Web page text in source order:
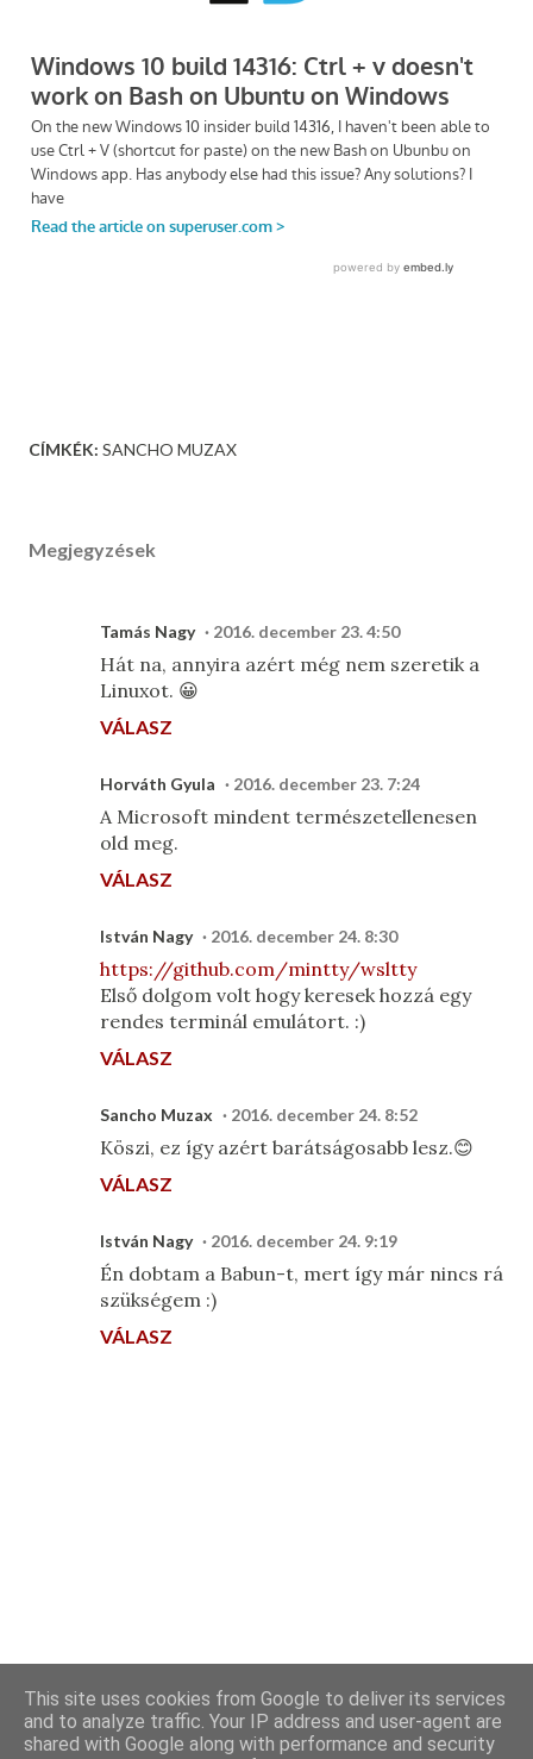
CÍMKÉK: SANCHO MUZAX
Megjegyzések
Tamás Nagy 2016. december 23. 4:50
Hát na, annyira azért még nem szeretik a
Linuxot. 😀
VÁLASZ
Horváth Gyula 2016. december 23. 7:24
A Microsoft mindent természetellenesen
old meg.
VÁLASZ
István Nagy 2016. december 24. 8:30
https://github.com/mintty/wsltty
Első dolgom volt hogy keresek hozzá egy
rendes terminál emulátort. :)
VÁLASZ
Sancho Muzax 2016. december 24. 8:52
Köszi, ez így azért barátságosabb lesz.😊
VÁLASZ
István Nagy 2016. december 24. 9:19
Én dobtam a Babun-t, mert így már nincs rá
szükségem :)
VÁLASZ
M
e
g
This site uses cookies from Google to deliver its services
and to analyze traffic. Your IP address and user-agent are
shared with Google along with performance and security